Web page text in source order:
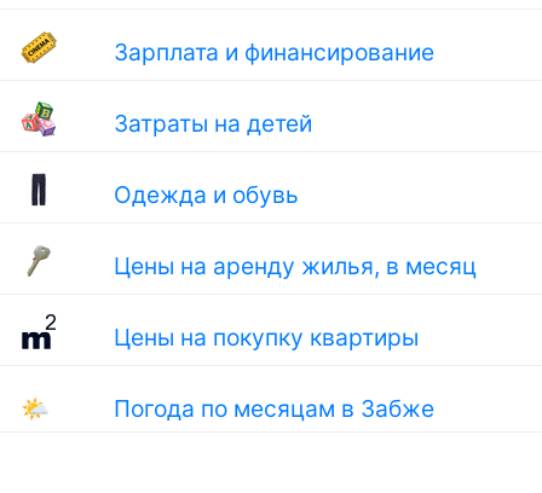
Зарплата и финансирование
Затраты на детей
Одежда и обувь
Цены на аренду жилья, в месяц
Цены на покупку квартиры
🌤 Погода по месяцам в Забже